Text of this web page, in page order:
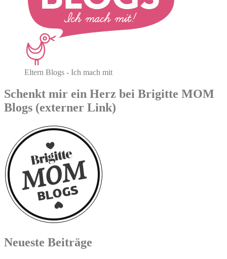
Eltern Blogs - Ich mach mit
Schenkt mir ein Herz bei Brigitte MOM
Blogs (externer Link)
Neueste Beiträge